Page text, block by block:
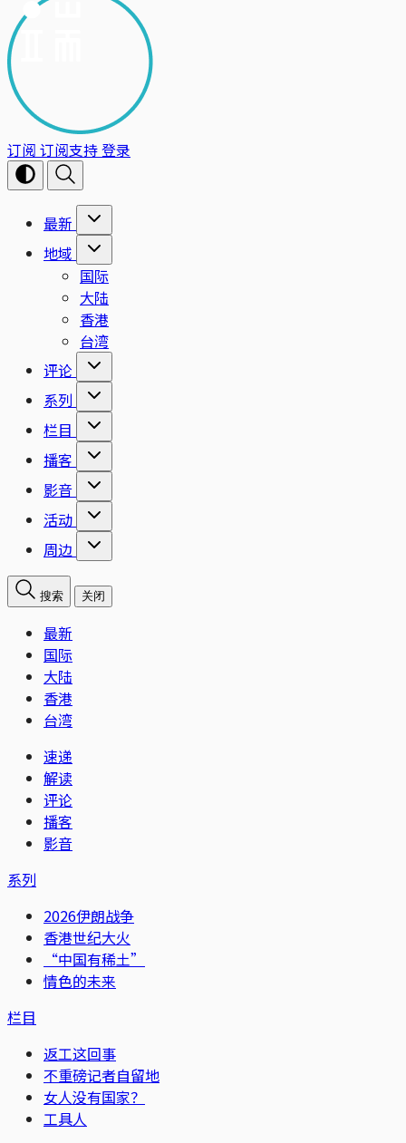
订阅 订阅支持登录
最新
地域
国际
大陆
香港
台湾
评论
系列
栏目
播客
影音
活动
周边
搜索 关闭
最新
国际
大陆
香港
台湾
速递
解读
评论
播客
影音
系列
2026伊朗战争
香港世纪大火
“中国有稀土”
情色的未来
栏目
返工这回事
不重磅记者自留地
女人没有国家？
工具人